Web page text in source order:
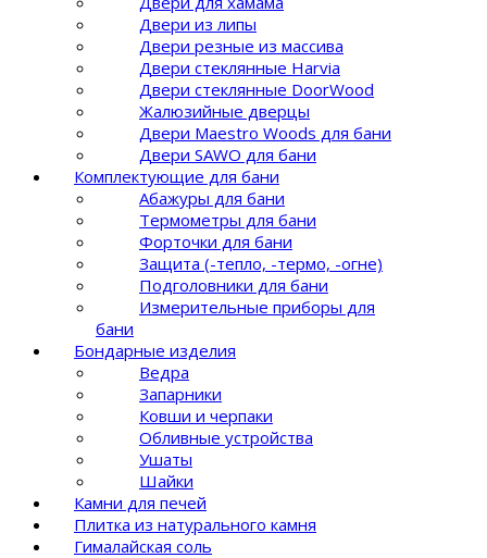
Двери из липы
Двери резные из массива
Двери стеклянные Harvia
Двери стеклянные DoorWood
Жалюзийные дверцы
Двери Maestro Woods для бани
Двери SAWO для бани
Комплектующие для бани
Абажуры для бани
Термометры для бани
Форточки для бани
Защита (-тепло, -термо, -огне)
Подголовники для бани
Измерительные приборы для
бани
Бондарные изделия
Ведра
Запарники
Ковши и черпаки
Обливные устройства
Ушаты
Шайки
Камни для печей
Плитка из натурального камня
Гималайская соль